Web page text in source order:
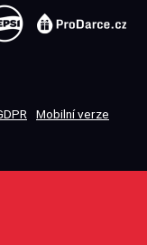
Mobilní verze